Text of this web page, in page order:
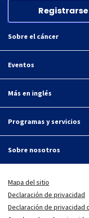
Sobre el cáncer
Eventos
Más en inglés
Programas y servicios
Sobre nosotros
Mapa del sitio
Declaración de privacidad
Declaración de privacidad